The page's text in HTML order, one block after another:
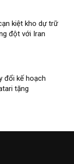
kiệt kho dự trữ
đột với Iran
đổi kế hoạch
tặng